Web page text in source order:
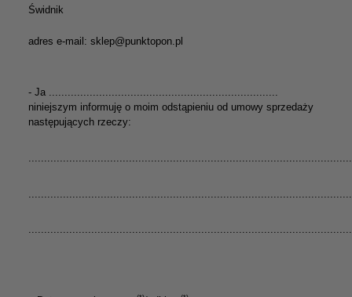
Świdnik
adres e-mail: sklep@punktopon.pl
- Ja .........................................................................
niniejszym informuję o moim odstąpieniu od umowy sprzedaży
następujących rzeczy: